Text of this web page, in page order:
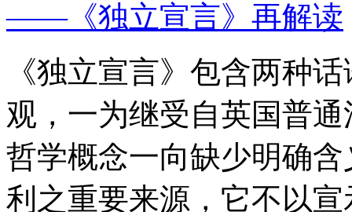
——《独立宣言》再解读
《独立宣言》包含两种
观，一为继受自英国普
哲学概念一向缺少明确
利之重要来源，它不以